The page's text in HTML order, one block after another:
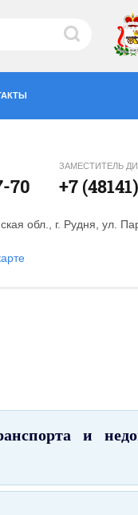
70
ЗАМЕСТИТЕЛЬ
+7
обл., г. Рудня, ул.
и